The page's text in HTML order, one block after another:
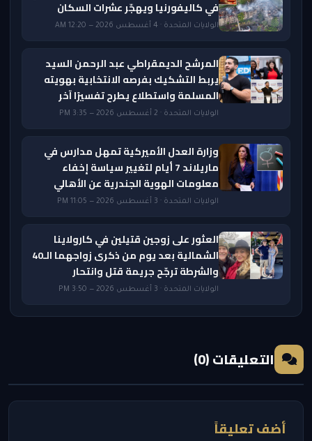
في كاليفورنيا ويهجّر عشرات السكان
الولايات المتحدة · 4 أغسطس 2026 — 12:20 AM
المرشح الديمقراطي عبد الرحمن السيد
يربط التشكيك بفرصه الانتخابية بهويته
المسلمة واستطلاع يطرح تفسيرًا آخر
الولايات المتحدة · 2 أغسطس 2026 — 3:35 PM
وزارة العدل الأميركية تمهل مدارس في
ماريلاند 7 أيام لتغيير سياسة إخفاء
معلومات الهوية الجندرية عن الأهالي
الولايات المتحدة · 3 أغسطس 2026 — 11:05 PM
العثور على زوجين قتيلين في كارولاينا
الشمالية بعد يوم من ذكرى زواجهما الـ40
والشرطة ترجّح جريمة قتل وانتحار
الولايات المتحدة · 3 أغسطس 2026 — 3:50 PM
التعليقات (0)
أضف تعليقاً